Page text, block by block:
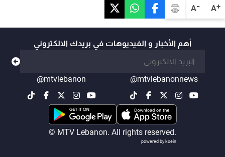
A+
A-
أهم الأخبار و الفيديوهات في بريدك الالكتروني
@mtvlebanonnews
@mtvlebanon
© MTV Lebanon. All rights reserved.
powered by koein